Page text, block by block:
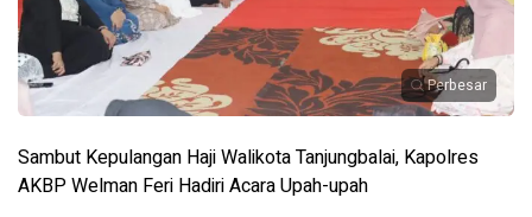
Perbesar
Sambut Kepulangan Haji Walikota Tanjungbalai, Kapolres
AKBP Welman Feri Hadiri Acara Upah-upah